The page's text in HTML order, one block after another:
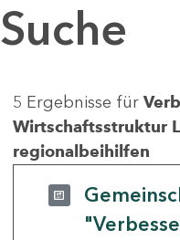
Suche
5 Ergebnisse für
Wirtschaftsstruktur
regionalbeihilfen